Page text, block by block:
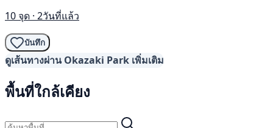
10 จุด · 2วันที่แล้ว
บันทึก
ดูเส้นทางผ่าน Okazaki Park เพิ่มเติม
พื้นที่ใกล้เคียง